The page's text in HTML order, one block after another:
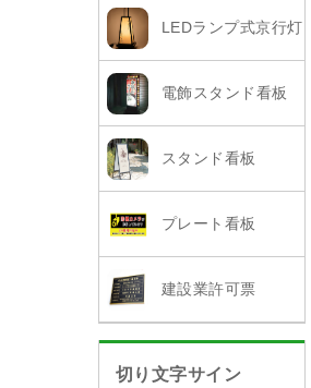
LEDランプ式京行灯
電飾スタンド看板
スタンド看板
プレート看板
建設業許可票
切り文字サイン